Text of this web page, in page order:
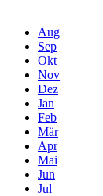
Aug
Sep
Okt
Nov
Dez
Jan
Feb
Mär
Apr
Mai
Jun
Jul